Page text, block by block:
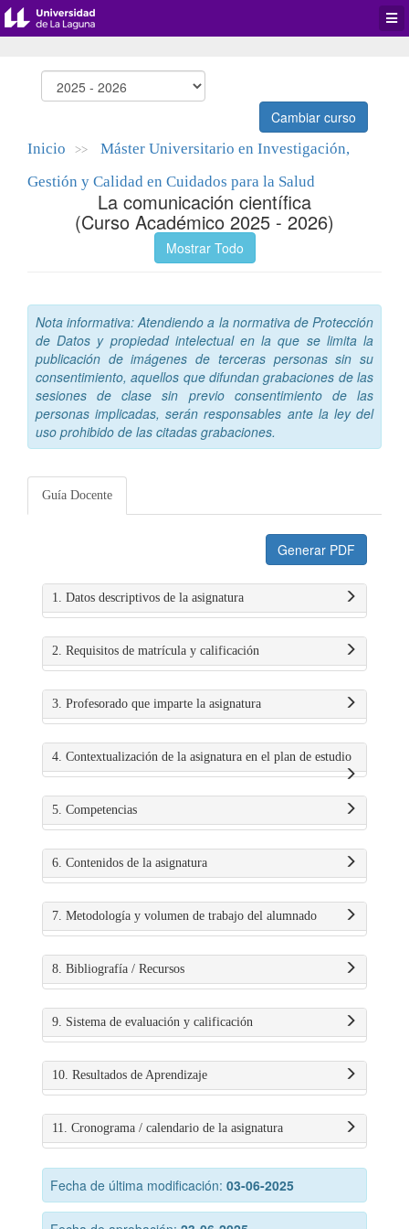
Cambiar curso
Inicio >>
Máster Universitario en Investigación,
Gestión y Calidad en Cuidados para la Salud
La comunicación científica
(Curso Académico 2025 - 2026)
Mostrar Todo
Nota informativa: Atendiendo a la normativa de Protección
de Datos y propiedad intelectual en la que se limita la
publicación de imágenes de terceras personas sin su
consentimiento, aquellos que difundan grabaciones de las
sesiones de clase sin previo consentimiento de las
personas implicadas, serán responsables ante la ley del
uso prohibido de las citadas grabaciones.
Guía Docente
Generar PDF
1. Datos descriptivos de la asignatura
2. Requisitos de matrícula y calificación
3. Profesorado que imparte la asignatura
4. Contextualización de la asignatura en el plan de estudio
5. Competencias
6. Contenidos de la asignatura
7. Metodología y volumen de trabajo del alumnado
8. Bibliografía / Recursos
9. Sistema de evaluación y calificación
10. Resultados de Aprendizaje
11. Cronograma / calendario de la asignatura
Fecha de última modificación: 03-06-2025